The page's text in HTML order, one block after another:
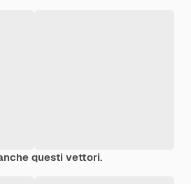
questi vettori.